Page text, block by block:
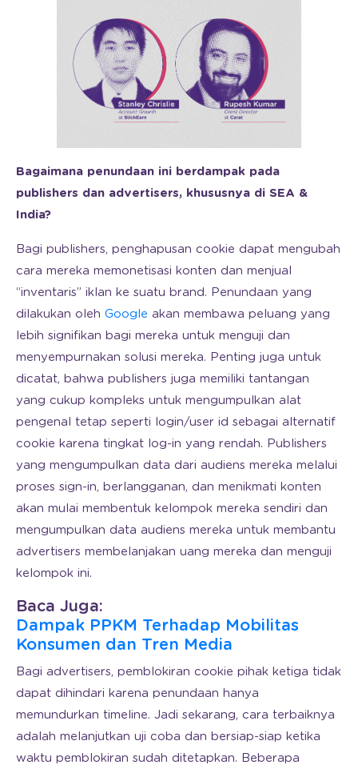
Bagaimana penundaan ini berdampak pada
publishers dan advertisers, khususnya di SEA &
India?
Bagi publishers, penghapusan cookie dapat mengubah
cara mereka memonetisasi konten dan menjual
“inventaris” iklan ke suatu brand. Penundaan yang
dilakukan oleh Google akan membawa peluang yang
lebih signifikan bagi mereka untuk menguji dan
menyempurnakan solusi mereka. Penting juga untuk
dicatat, bahwa publishers juga memiliki tantangan
yang cukup kompleks untuk mengumpulkan alat
pengenal tetap seperti login/user id sebagai alternatif
cookie karena tingkat log-in yang rendah. Publishers
yang mengumpulkan data dari audiens mereka melalui
proses sign-in, berlangganan, dan menikmati konten
akan mulai membentuk kelompok mereka sendiri dan
mengumpulkan data audiens mereka untuk membantu
advertisers membelanjakan uang mereka dan menguji
kelompok ini.
Baca Juga:
Dampak PPKM Terhadap Mobilitas
Konsumen dan Tren Media
Bagi advertisers, pemblokiran cookie pihak ketiga tidak
dapat dihindari karena penundaan hanya
memundurkan timeline. Jadi sekarang, cara terbaiknya
adalah melanjutkan uji coba dan bersiap-siap ketika
waktu pemblokiran sudah ditetapkan. Beberapa